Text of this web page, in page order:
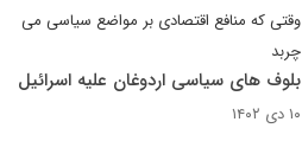
وقتی که منافع اقتصادی بر مواضع سیاسی می
چربد
بلوف های سیاسی اردوغان علیه اسرائیل
۱۰ دی ۱۴۰۲